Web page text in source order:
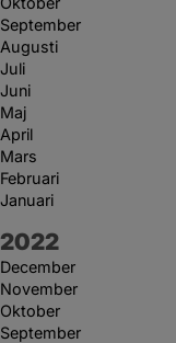
September
Augusti
Juli
Juni
Maj
April
Mars
Februari
Januari
År:
2022
December
November
Oktober
September